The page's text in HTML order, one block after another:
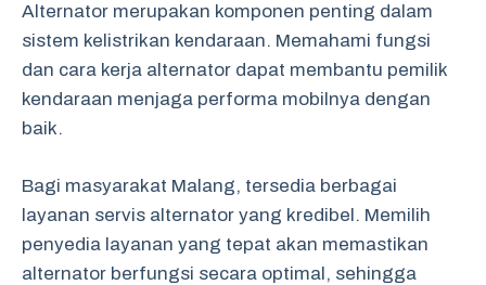
Alternator merupakan komponen penting dalam
sistem kelistrikan kendaraan. Memahami fungsi
dan cara kerja alternator dapat membantu pemilik
kendaraan menjaga performa mobilnya dengan
baik.
Bagi masyarakat Malang, tersedia berbagai
layanan servis alternator yang kredibel. Memilih
penyedia layanan yang tepat akan memastikan
alternator berfungsi secara optimal, sehingga